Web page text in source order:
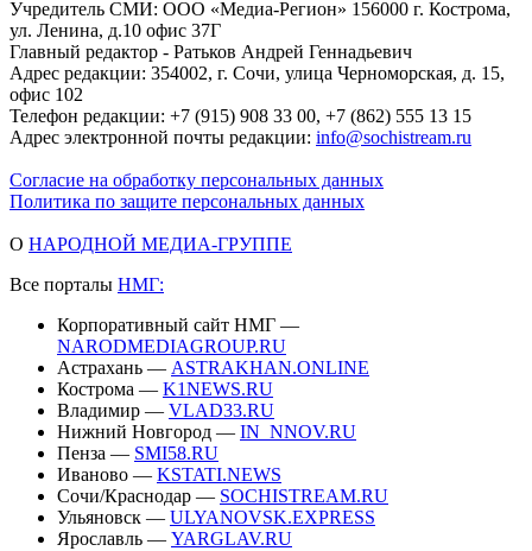
Учредитель СМИ: ООО «Медиа-Регион» 156000 г. Кострома,
ул. Ленина, д.10 офис 37Г
Главный редактор - Ратьков Андрей Геннадьевич
Адрес редакции: 354002, г. Сочи, улица Черноморская, д. 15,
офис 102
Телефон редакции: +7 (915) 908 33 00, +7 (862) 555 13 15
Адрес электронной почты редакции: info@sochistream.ru
Согласие на обработку персональных данных
Политика по защите персональных данных
О НАРОДНОЙ МЕДИА-ГРУППЕ
Все порталы НМГ:
Корпоративный сайт НМГ —
NARODMEDIAGROUP.RU
Астрахань — ASTRAKHAN.ONLINE
Кострома — K1NEWS.RU
Владимир — VLAD33.RU
Нижний Новгород — IN_NNOV.RU
Пенза — SMI58.RU
Иваново — KSTATI.NEWS
Сочи/Краснодар — SOCHISTREAM.RU
Ульяновск — ULYANOVSK.EXPRESS
Ярославль — YARGLAV.RU